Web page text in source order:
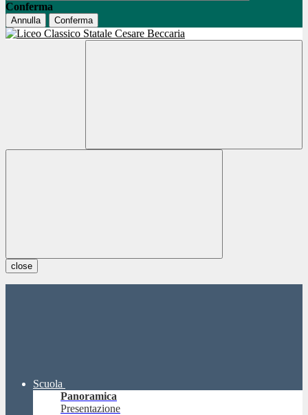
Conferma
Annulla Conferma
close
Scuola
Panoramica
Presentazione